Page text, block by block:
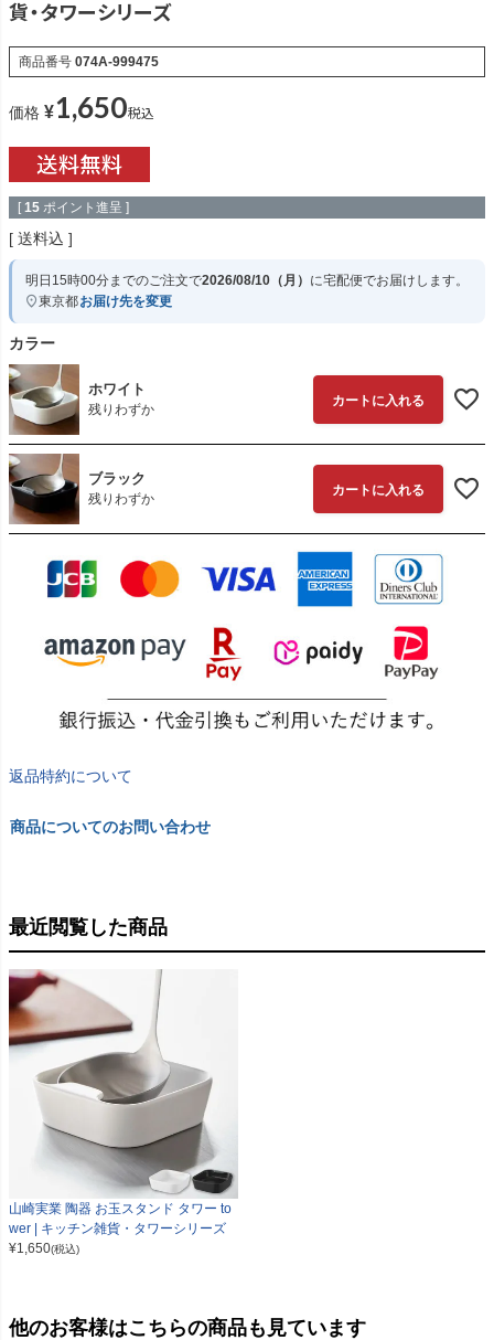
貨・タワーシリーズ
商品番号 074A-999475
価格 ¥1,650税込
[ 15 ポイント進呈 ]
送料込
明日 15時00分までのご注文で2026/08/10（月） に宅配便でお届けします。
東京都お届け先を変更
カラー
ホワイト
残りわずか
カートに入れる
ブラック
残りわずか
カートに入れる
返品特約について
商品についてのお問い合わせ
最近閲覧した商品
山崎実業 陶器 お玉スタンド タワー to
wer | キッチン雑貨・タワーシリーズ
¥1,650(税込)
他のお客様はこちらの商品も見ています